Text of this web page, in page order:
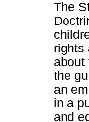
The
rights
about
the
an
in a
and